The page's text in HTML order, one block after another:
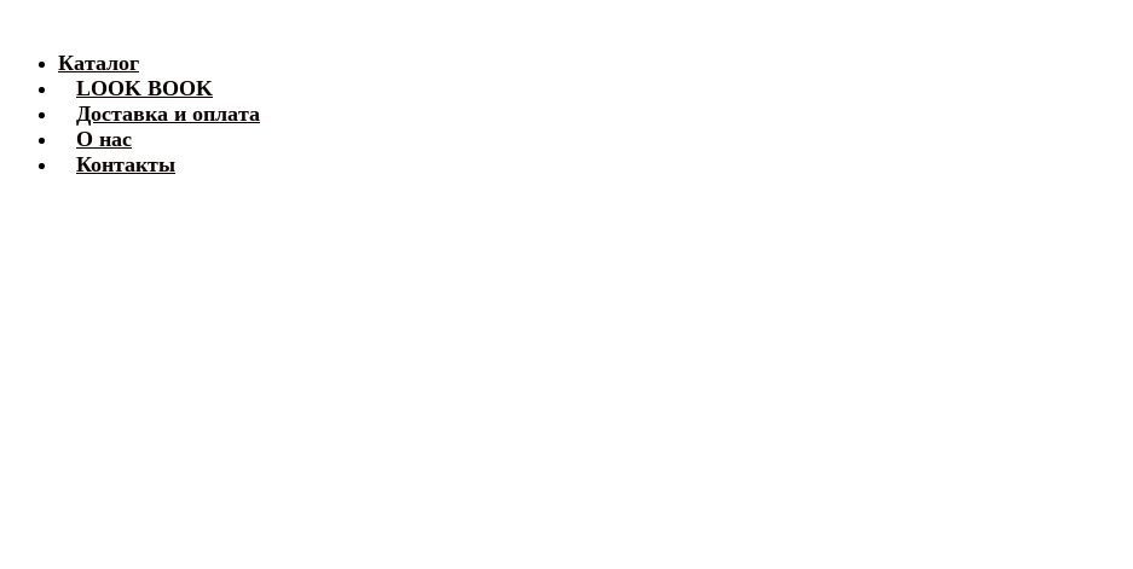
Каталог
LOOK BOOK
Доставка и оплата
О нас
Контакты